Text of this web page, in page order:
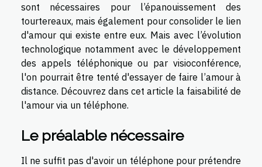
sont nécessaires pour l’épanouissement des
tourtereaux, mais également pour consolider le lien
d'amour qui existe entre eux. Mais avec l’évolution
technologique notamment avec le développement
des appels téléphonique ou par visioconférence,
l'on pourrait être tenté d'essayer de faire l’amour à
distance. Découvrez dans cet article la faisabilité de
l'amour via un téléphone.
Le préalable nécessaire
Il ne suffit pas d'avoir un téléphone pour prétendre